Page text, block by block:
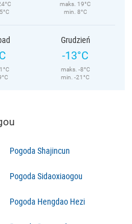
maks. 19°C
min. 8°C
Grudzień
-13°C
maks. -8°C
min. -21°C
Pogoda Shajincun
Pogoda Sidaoxiaogou
Pogoda Hengdao Hezi